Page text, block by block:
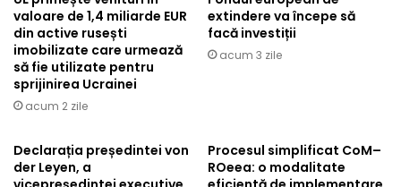
valoare de 1,4 miliarde EUR
din active rusești
imobilizate care urmează
să fie utilizate pentru
sprijinirea Ucrainei
acum 2 zile
extindere va începe să
facă investiții
acum 3 zile
Declarația președintei von
der Leyen, a
Procesul simplificat CoM–
ROeea: o modalitate